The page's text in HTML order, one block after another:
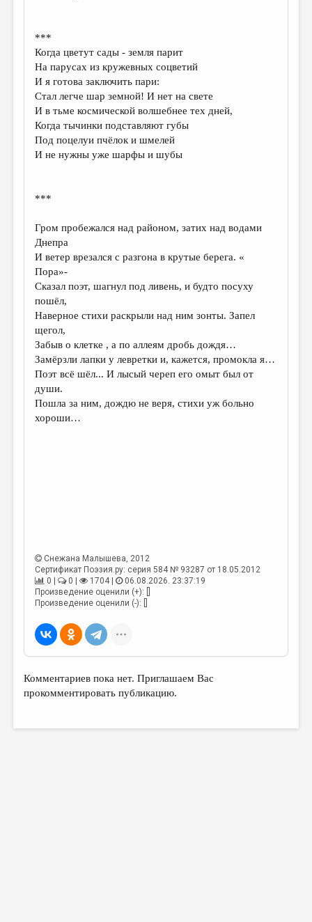
***
Когда цветут сады - земля парит
На парусах из кружевных соцветий
И я готова заключить пари:
Стал легче шар земной! И нет на свете
И в тьме космической волшебнее тех дней,
Когда тычинки подставляют губы
Под поцелуи пчёлок и шмелей
И не нужны уже шарфы и шубы
***
Гром пробежался над районом, затих над водами
Днепра
И ветер врезался с разгона в крутые берега. «
Пора»-
Сказал поэт, шагнул под ливень, и будто посуху
пошёл,
Наверное стихи раскрыли над ним зонты. Запел
щегол,
Забыв о клетке , а по аллеям дробь дождя…
Замёрзли лапки у левретки и, кажется, промокла я…
Поэт всё шёл... И лысый череп его омыт был от
души.
Пошла за ним, дождю не веря, стихи уж больно
хороши…
Снежана Малышева, 2012
Сертификат Поэзия.ру: серия 584 № 93287 от 18.05.2012
0 |
0 | 1704 |
06.08.2026. 23:37:19
Произведение оценили (+): []
Произведение оценили (-): []
Комментариев пока нет. Приглашаем Вас
прокомментировать публикацию.